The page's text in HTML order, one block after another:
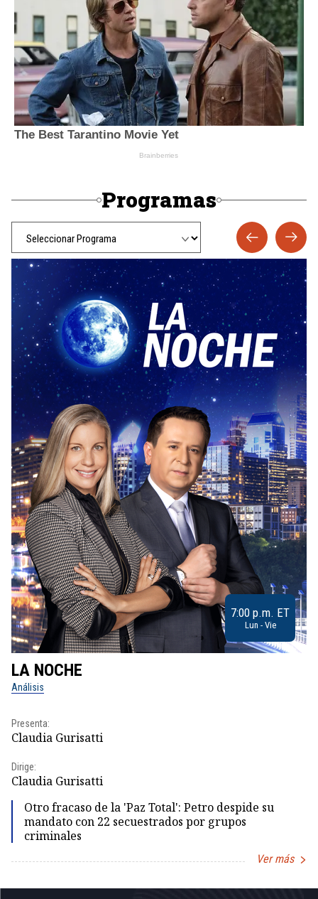
Programas
7:00 p.m. ET
Lun - Vie
LA NOCHE
Análisis
Presenta:
Claudia Gurisatti
Dirige:
Claudia Gurisatti
Otro fracaso de la 'Paz Total': Petro despide su
mandato con 22 secuestrados por grupos
criminales
Ver más
1